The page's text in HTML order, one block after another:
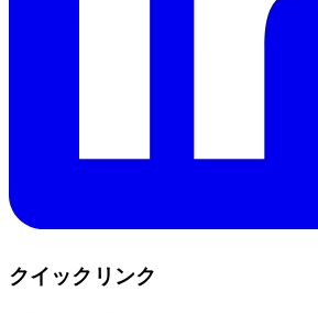
クイックリンク